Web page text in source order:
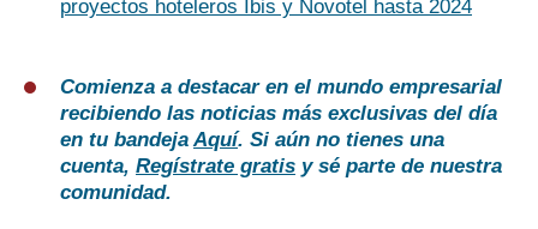
proyectos hoteleros Ibis y Novotel hasta 2024
Comienza a destacar en el mundo empresarial
recibiendo las noticias más exclusivas del día
en tu bandejaAquí. Si aún no tienes una
cuenta, Regístrate gratis y sé parte de nuestra
comunidad.